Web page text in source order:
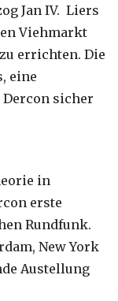
Jan IV. Liers
Viehmarkt
errichten. Die
eine
Dercon sicher
in
erste
Rundfunk.
New York
Austellung